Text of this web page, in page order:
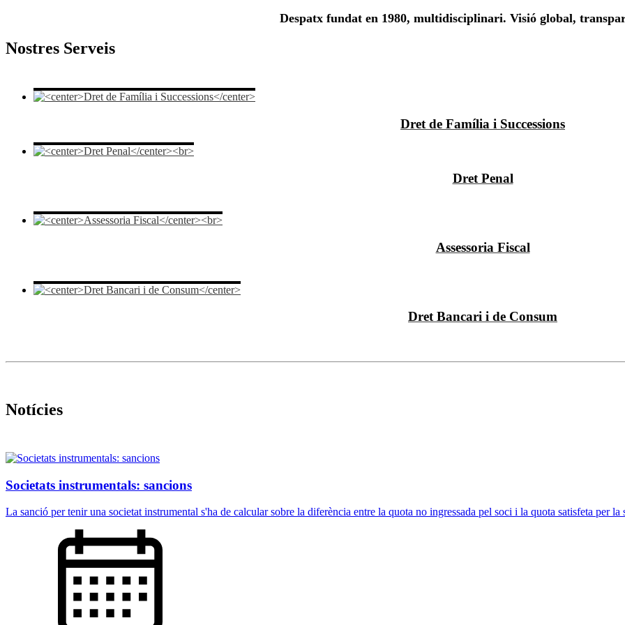
Despatx fundat en 1980, multidisciplinari. Visió global,
Nostres Serveis
Dret de Família i Successions
Dret Penal
Assessoria Fiscal
Dret Bancari i de Consum
Notícies
Societats instrumentals: sancions
La sanció per tenir una societat instrumental s'ha de calcular sobre la diferència entre la quota no ingressada pel soci i la quota satisfeta per la